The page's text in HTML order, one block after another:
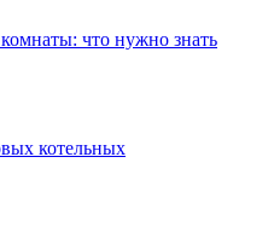
что нужно знать
котельных